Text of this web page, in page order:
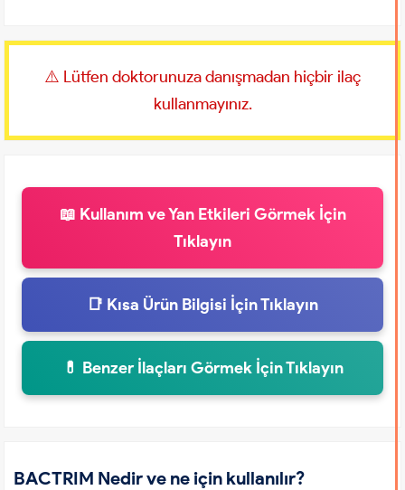
⚠️ Lütfen doktorunuza danışmadan hiçbir ilaç
kullanmayınız.
📖 Kullanım ve Yan Etkileri Görmek İçin
Tıklayın
📑 Kısa Ürün Bilgisi İçin Tıklayın
💊 Benzer İlaçları Görmek İçin Tıklayın
BACTRIM Nedir ve ne için kullanılır?